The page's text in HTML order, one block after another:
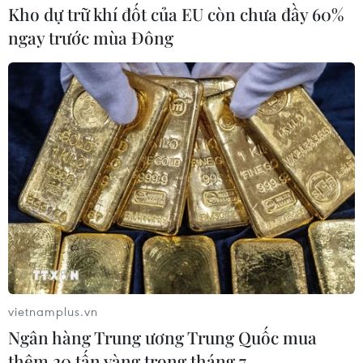
Mùa Đông 2020-2021 nền nhiệt có xu
hướng thấp hơn năm trước
10/10/2020 01:37
Hiện tượng La Nina sẽ ảnh hưởng đến thời tiết của Việt
Nam, dự báo không khí lạnh có khả năng ảnh hưởng
sớm nên nền nhiệt trung bình mùa Đông 2020-2021 có
xu hướng thấp hơn so với mùa Đông 2019-2020.
Kho dự trữ khí đốt của EU còn chưa đầy 60%
ngay trước mùa Đông
vietnamplus.vn
Ngân hàng Trung ương Trung Quốc mua